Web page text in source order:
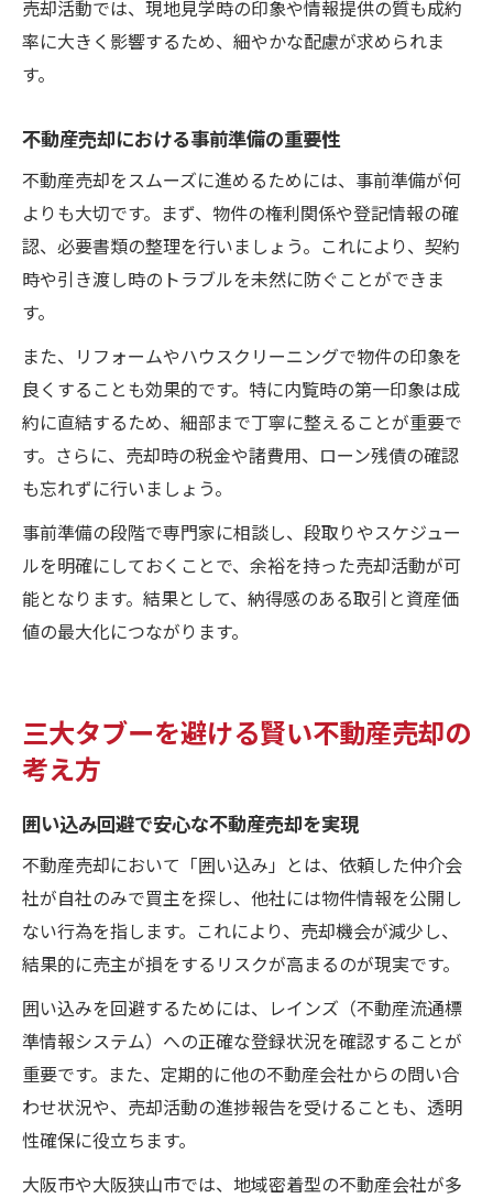
売却活動では、現地見学時の印象や情報提供の質も成約
率に大きく影響するため、細やかな配慮が求められま
す。
不動産売却における事前準備の重要性
不動産売却をスムーズに進めるためには、事前準備が何
よりも大切です。まず、物件の権利関係や登記情報の確
認、必要書類の整理を行いましょう。これにより、契約
時や引き渡し時のトラブルを未然に防ぐことができま
す。
また、リフォームやハウスクリーニングで物件の印象を
良くすることも効果的です。特に内覧時の第一印象は成
約に直結するため、細部まで丁寧に整えることが重要で
す。さらに、売却時の税金や諸費用、ローン残債の確認
も忘れずに行いましょう。
事前準備の段階で専門家に相談し、段取りやスケジュー
ルを明確にしておくことで、余裕を持った売却活動が可
能となります。結果として、納得感のある取引と資産価
値の最大化につながります。
三大タブーを避ける賢い不動産売却の
考え方
囲い込み回避で安心な不動産売却を実現
不動産売却において「囲い込み」とは、依頼した仲介会
社が自社のみで買主を探し、他社には物件情報を公開し
ない行為を指します。これにより、売却機会が減少し、
結果的に売主が損をするリスクが高まるのが現実です。
囲い込みを回避するためには、レインズ（不動産流通標
準情報システム）への正確な登録状況を確認することが
重要です。また、定期的に他の不動産会社からの問い合
わせ状況や、売却活動の進捗報告を受けることも、透明
性確保に役立ちます。
大阪市や大阪狭山市では、地域密着型の不動産会社が多